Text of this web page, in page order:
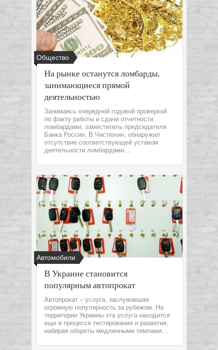
Общество
На рынке останутся ломбарды,
занимающиеся прямой
деятельностью
Занимаясь очередной годовой проверкой
по факту работы и сдачи отчетности
ломбардами, заместитель председателя
Банка России, В.Чистюхин, обнаружил
отсутствие соответствующей уставом
деятельности ломбардами....
Автомобили
В Украине становится
популярным автопрокат
Автопрокат – услуга, заслужившая
огромную популярность за рубежом. На
территории Украины эта услуга находится
еще в процессе тестирования и развития,
набирая обороты медленными темпами....